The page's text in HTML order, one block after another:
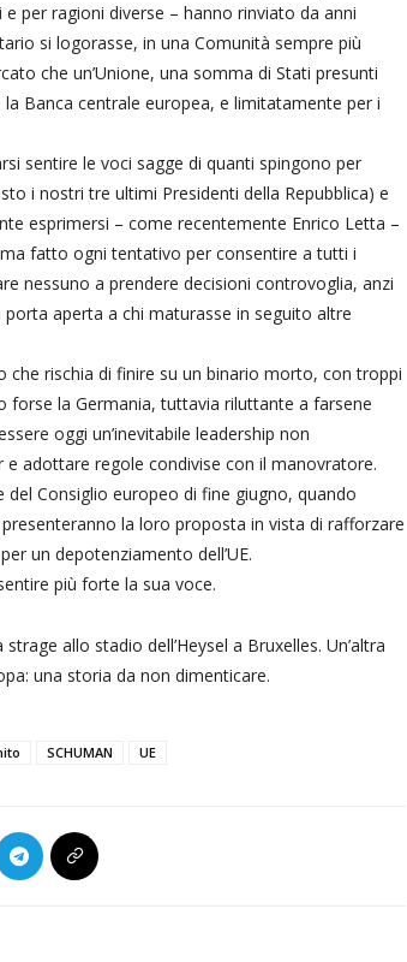
per ragioni diverse – hanno rinviato da anni
si logorasse, in una Comunità sempre più
che un’Unione, una somma di Stati presunti
Banca centrale europea, e limitatamente per i
sentire le voci sagge di quanti spingono per
i nostri tre ultimi Presidenti della Repubblica) e
esprimersi – come recentemente Enrico Letta –
fatto ogni tentativo per consentire a tutti i
nessuno a prendere decisioni controvoglia, anzi
aperta a chi maturasse in seguito altre
che rischia di finire su un binario morto, con troppi
forse la Germania, tuttavia riluttante a farsene
oggi un’inevitabile leadership non
adottare regole condivise con il manovratore.
Consiglio europeo di fine giugno, quando
la loro proposta in vista di rafforzare
un depotenziamento dell’UE.
più forte la sua voce.
allo stadio dell’Heysel a Bruxelles. Un’altra
una storia da non dimenticare.
SCHUMAN UE